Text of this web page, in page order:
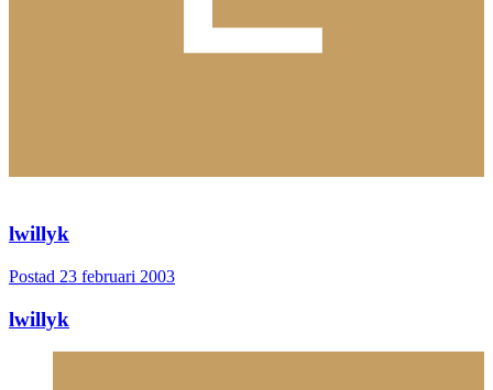
lwillyk
Postad 23 februari 2003
lwillyk